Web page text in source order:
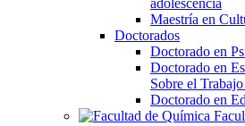
adolescencia
Maestría en
Doctorados
Doctorado en
Doctorado en
Sobre el
Doctorado en